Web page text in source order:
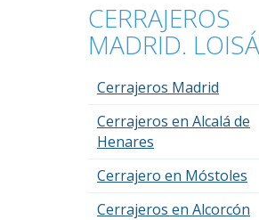
CERRAJEROS
MADRID.
Cerrajeros Madrid
Cerrajeros en Alcalá de
Henares
Cerrajero en Móstoles
Cerrajeros en Alcorcón